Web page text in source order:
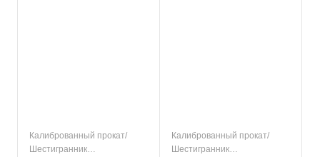
Калиброванный прокат/
Шестигранник
Калиброванный прокат/
Шестигранник